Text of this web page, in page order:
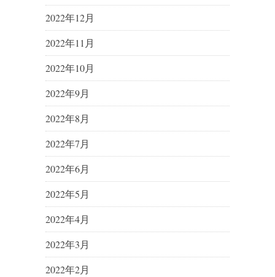
2022年12月
2022年11月
2022年10月
2022年9月
2022年8月
2022年7月
2022年6月
2022年5月
2022年4月
2022年3月
2022年2月